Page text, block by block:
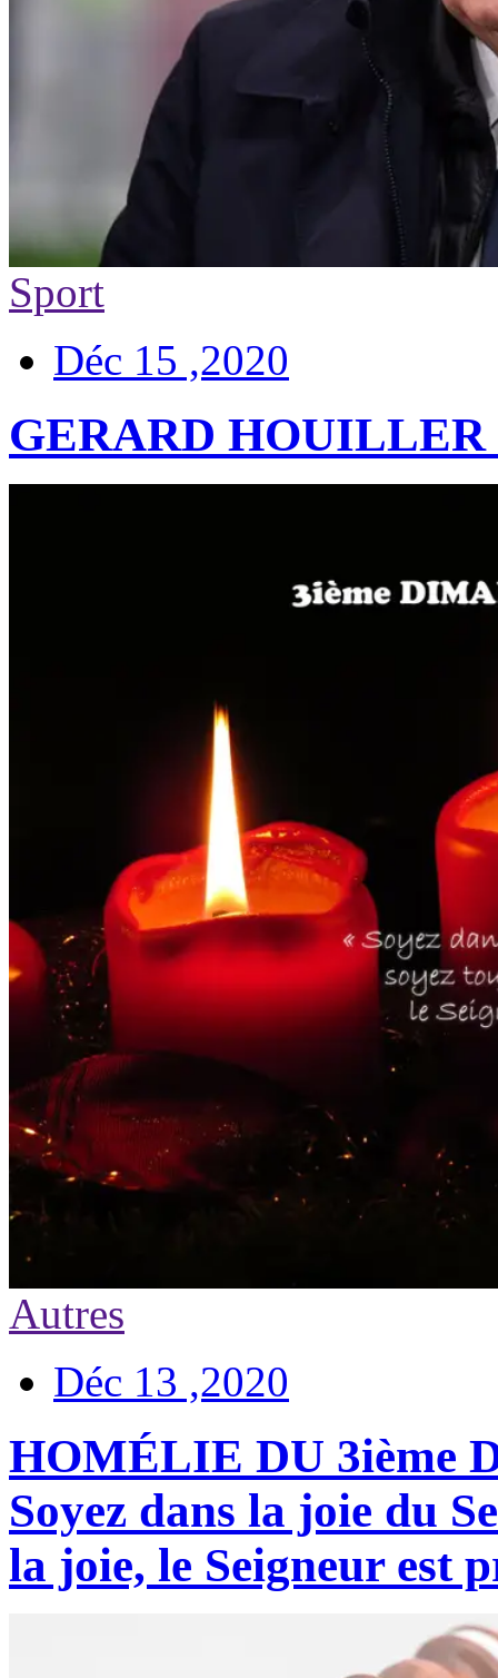
Sport
Déc 15 ,2020
GERARD HOUILLER
Autres
Déc 13 ,2020
HOMÉLIE DU 3ième
Soyez dans la joie du
la joie, le Seigneur est